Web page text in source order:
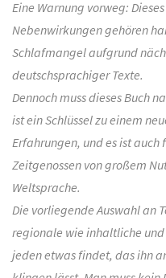
Eine Warnung vorweg:
Nebenwirkungen gehören
Schlafmangel aufgrund
deutschsprachiger Texte.
Dennoch muss dieses Buch
ist ein Schlüssel zu einem
Erfahrungen, und es ist
Zeitgenossen von großem
Weltsprache.
Die vorliegende Auswahl an
regionale wie inhaltliche
jeden etwas findet, das ihn